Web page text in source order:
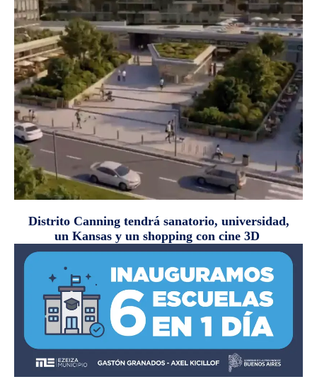
Distrito Canning tendrá sanatorio, universidad,
un Kansas y un shopping con cine 3D